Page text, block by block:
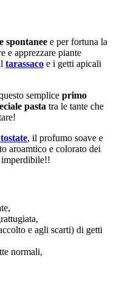
spontanee e per fortuna la
e apprezzare piante
tarassaco e i getti apicali
semplice primo
pasta tra le tante che
, il profumo soave e
aroamtico e colorato dei
e agli scarti) di getti
normali,